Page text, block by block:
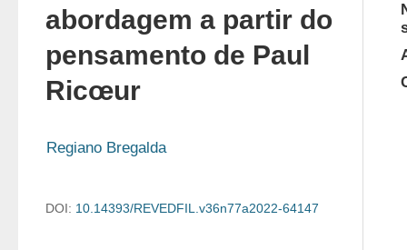
abordagem a partir do
pensamento de Paul
Ricœur
Regiano Bregalda
DOI: 10.14393/REVEDFIL.v36n77a2022-64147